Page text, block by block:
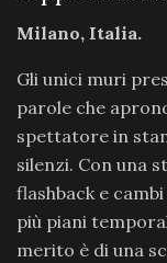
Milano, Italia.
Gli unici muri
parole che
spettatore in
silenzi. Con una
flashback e
più piani
merito è di una